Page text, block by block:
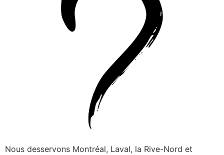
Nous desservons Montréal, Laval, la Rive-Nord et